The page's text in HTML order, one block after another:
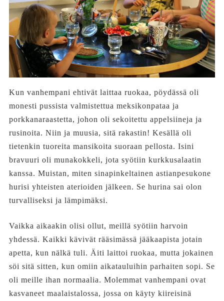
Kun vanhempani ehtivät laittaa ruokaa, pöydässä oli
monesti pussista valmistettua meksikonpataa ja
porkkanaraastetta, johon oli sekoitettu appelsiineja ja
rusinoita. Niin ja muusia, sitä rakastin! Kesällä oli
tietenkin tuoreita mansikoita suoraan pellosta. Isini
bravuuri oli munakokkeli, jota syötiin kurkkusalaatin
kanssa. Muistan, miten sinapinkeltainen astianpesukone
hurisi yhteisten aterioiden jälkeen. Se hurina sai olon
turvalliseksi ja lämpimäksi.
Vaikka aikaakin olisi ollut, meillä syötiin harvoin
yhdessä. Kaikki kävivät rääsimässä jääkaapista jotain
apetta, kun nälkä tuli. Äiti laittoi ruokaa, mutta jokainen
söi sitä sitten, kun omiin aikatauluihin parhaiten sopi. Se
oli meille ihan normaalia. Molemmat vanhempani ovat
kasvaneet maalaistalossa, jossa on käyty kiireisinä